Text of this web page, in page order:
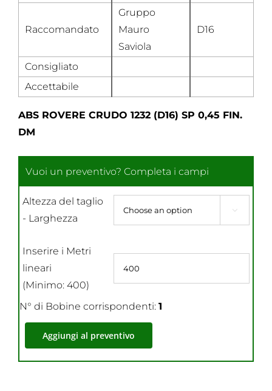
Raccomandato
Gruppo
Mauro
Saviola
D16
Consigliato
Accettabile
ABS ROVERE CRUDO 1232 (D16) SP 0,45 FIN.
DM
Altezza del taglio
- Larghezza

Inserire i Metri
lineari
(Minimo: 400)
N° di Bobine corrispondenti: 1
Aggiungi al preventivo